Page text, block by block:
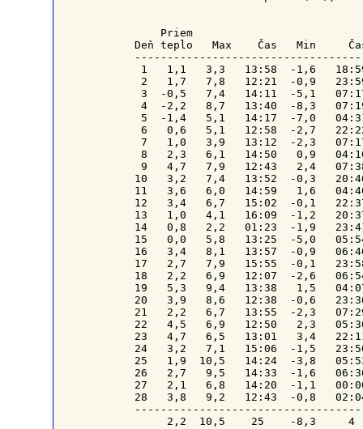
Priem
Deň teplo   Max    Čas   Min
1   1,1   3,3   13:58  -1,6
2   1,7   7,8   12:21  -0,9
3  -0,5   7,4   14:11  -5,1
4  -2,2   8,7   13:40  -8,3
5  -1,4   5,1   14:17  -7,0
6   0,6   5,1   12:58  -2,7
7   1,0   3,9   13:12  -2,3
8   2,3   6,1   14:50   0,9
9   4,7   7,9   12:43   2,4
10   3,2   7,4   13:52  -0,3
11   3,6   6,0   14:59   1,6
12   3,4   6,7   15:02  -0,1
13   1,0   4,1   16:09  -1,2
14   0,8   2,2   01:23  -1,9
15   0,0   5,8   13:25  -5,0
16   3,4   8,1   13:57  -0,9
17   2,7   7,9   15:55  -0,1
18   2,2   6,9   12:07  -2,6
19   5,3   9,4   13:38   1,5
20   3,9   8,6   12:38  -0,6
21   2,2   6,7   13:55  -2,3
22   4,5   6,9   12:50   2,3
23   4,7   6,5   13:01   3,4
24   3,2   7,1   15:06  -1,5
25   1,9  10,5   14:24  -3,8
26   2,7   9,5   14:33  -1,6
27   2,1   6,8   14:20  -1,1
28   3,8   9,2   12:43  -0,8
2,2  10,5    25    -8,3     4